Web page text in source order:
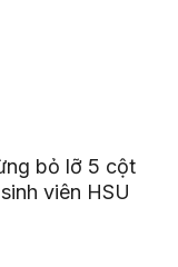
bỏ lỡ 5 cột
viên HSU